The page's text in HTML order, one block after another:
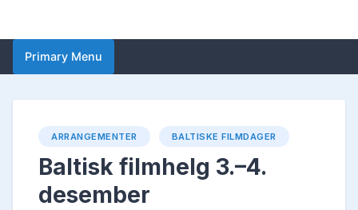
Primary Menu
ARRANGEMENTER BALTISKE FILMDAGER
Baltisk filmhelg 3.–4.
desember